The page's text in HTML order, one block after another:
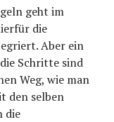
geht im
die
Aber ein
Schritte sind
Weg, wie man
den selben
die